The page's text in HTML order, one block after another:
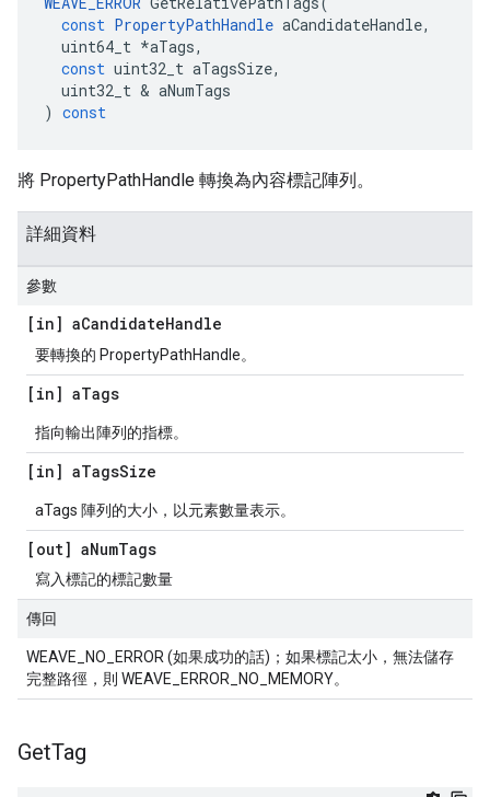
const PropertyPathHandle aCandidateHandle,
uint64_t *aTags,
const uint32_t aTagsSize,
uint32_t & aNumTags
) const
將 PropertyPathHandle 轉換為內容標記陣列。
詳細資料
參數
[in] aCandidateHandle
要轉換的 PropertyPathHandle。
[in] aTags
指向輸出陣列的指標。
[in] aTagsSize
aTags 陣列的大小，以元素數量表示。
[out] aNumTags
寫入標記的標記數量
傳回
WEAVE_NO_ERROR (如果成功的話)；如果標記太小，無法儲存
完整路徑，則 WEAVE_ERROR_NO_MEMORY。
GetTag